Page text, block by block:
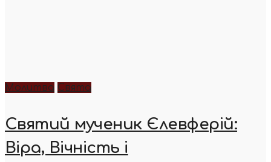
Молитва Свята
Святий мученик Єлевферій:
Віра, Вічність і